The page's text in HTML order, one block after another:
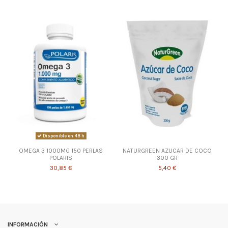
Disponible en 48 h
OMEGA 3 1000MG 150 PERLAS
POLARIS
30,85 €
NATURGREEN AZUCAR DE COCO
300 GR
5,40 €
INFORMACIÓN